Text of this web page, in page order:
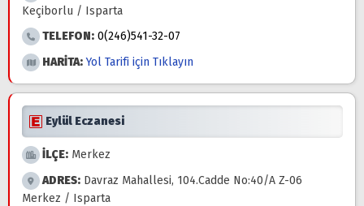
Keçiborlu / Isparta
TELEFON: 0(246)541-32-07
HARİTA: Yol Tarifi için Tıklayın
Eylül Eczanesi
İLÇE: Merkez
ADRES: Davraz Mahallesi, 104.Cadde No:40/A Z-06
Merkez / Isparta